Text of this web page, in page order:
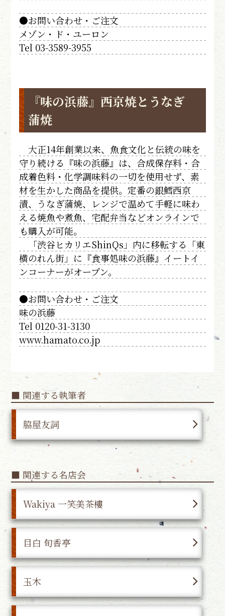
●お問い合わせ・ご注文
メゾン・ド・ユーロン
Tel 03-3589-3955
『味の浜藤』西京焼とうなぎ
蒲焼
大正14年創業以来、魚食文化と伝統の味を
守り続ける『味の浜藤』は、合成保存料・合
成着色料・化学調味料の一切を使用せず、素
材を生かした商品を提供。定番の銀鱈西京
漬、うなぎ蒲焼、レンジで温めて手軽に味わ
える焼魚や煮魚、宅配弁当などオンラインで
も購入が可能。
「渋谷ヒカリエShinQs」内に移転する「東
横のれん街」に『食事処味の浜藤』イートイ
ンコーナーがオープン。
●お問い合わせ・ご注文
味の浜藤
Tel 0120-31-3130
www.hamato.co.jp
■ 関連する執筆者
脇屋友詞
■ 関連する名店会
Wakiya 一笑美茶樓
目白 旬香亭
玉木